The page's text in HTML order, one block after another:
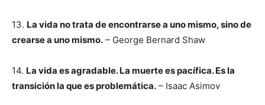
13. La vida no trata de encontrarse a uno mismo, sino de
crearse a uno mismo. – George Bernard Shaw
14. La vida es agradable. La muerte es pacífica. Es la
transición la que es problemática. – Isaac Asimov